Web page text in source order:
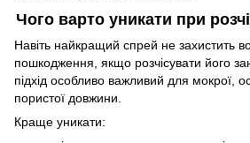
Чого варто уникати при
Навіть найкращий спрей не захистить
пошкодження, якщо розчісувати його
підхід особливо важливий для мокрої,
пористої довжини.
Краще уникати: